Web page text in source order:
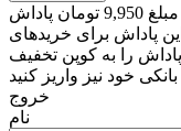
در صورت خرید 1 عدد از این محصول، مبلغ 9,950 تومان پاداش
پاداش برای خریدهای
پاداش را به کوپن تخفیف
خروج
نام